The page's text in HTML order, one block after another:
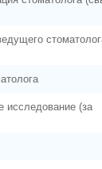
исследование (за